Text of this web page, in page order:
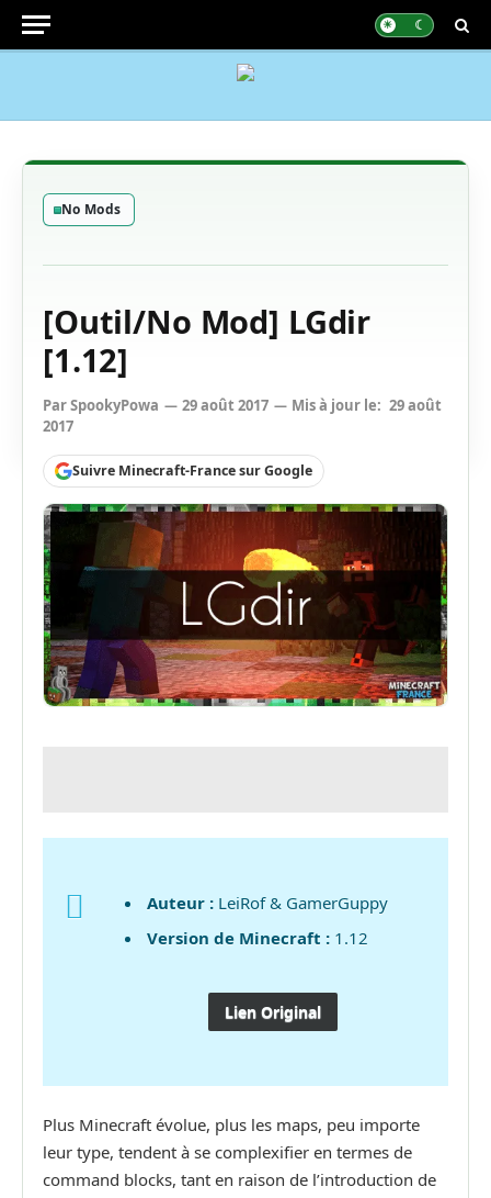
No Mods
[Outil/No Mod] LGdir
[1.12]
ParSpookyPowa 29 août 2017 Mis à jour le: 29 août
2017
Suivre Minecraft-France sur Google
Auteur : LeiRof & GamerGuppy
Version de Minecraft : 1.12
Lien Original
Plus Minecraft évolue, plus les maps, peu importe
leur type, tendent à se complexifier en termes de
command blocks, tant en raison de l’introduction de